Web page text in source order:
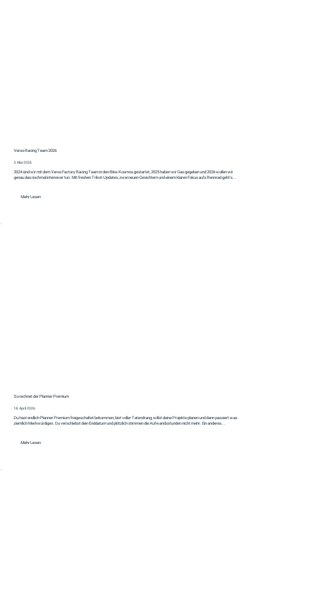
Veroo Racing Team 2026
3. Mai 2026
2024 sind wir mit dem Veroo Factory Racing Team in den Bike-Kosmos gestartet, 2025 haben wir Gas gegeben und 2026 wollen wir
genau das nochmal intensiver tun. Mit freshen Trikot-Updates, zwei neuen Gesichtern und einem klaren Fokus aufs Rennrad geht's...
Mehr Lesen
So rechnet der Planner Premium
18. April 2026
Du hast endlich Planner Premium freigeschaltet bekommen, bist voller Tatendrang, willst deine Projekte planen und dann passiert was
ziemlich Merkwürdiges. Du verschiebst dein Enddatum und plötzlich stimmen die Aufwandsstunden nicht mehr. Ein anderes...
Mehr Lesen